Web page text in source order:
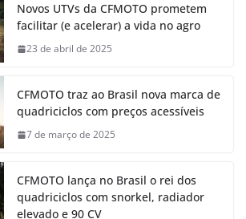
Novos UTVs da CFMOTO prometem
facilitar (e acelerar) a vida no agro
23 de abril de 2025
CFMOTO traz ao Brasil nova marca de
quadriciclos com preços acessíveis
7 de março de 2025
CFMOTO lança no Brasil o rei dos
quadriciclos com snorkel, radiador
elevado e 90 CV